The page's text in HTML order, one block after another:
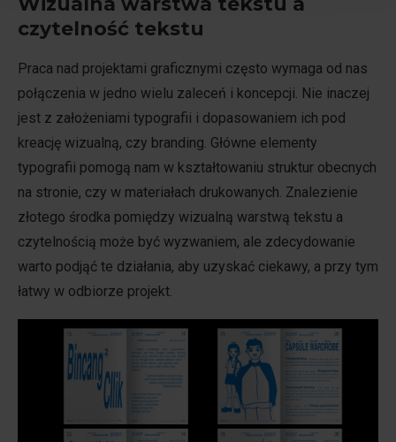
czytelność tekstu
Praca nad projektami graficznymi często wymaga od nas
połączenia w jedno wielu zaleceń i koncepcji. Nie inaczej
jest z założeniami typografii i dopasowaniem ich pod
kreację wizualną, czy branding. Główne elementy
typografii pomogą nam w kształtowaniu struktur obecnych
na stronie, czy w materiałach drukowanych. Znalezienie
złotego środka pomiędzy wizualną warstwą tekstu a
czytelnością może być wyzwaniem, ale zdecydowanie
warto podjąć te działania, aby uzyskać ciekawy, a przy tym
łatwy w odbiorze projekt.